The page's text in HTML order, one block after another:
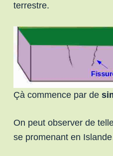
terrestre.
Çà commence par de
On peut observer de
se promenant en